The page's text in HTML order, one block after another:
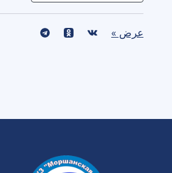
عرض »